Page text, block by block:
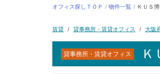
オフィス探しＴＯＰ 物件一覧 ＫＵＳ
賃貸 貸事務所・賃貸オフィス 大阪
貸事務所・賃貸オフィス Ｋ